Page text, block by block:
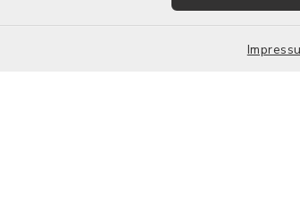
Donnerstag nachmittags: